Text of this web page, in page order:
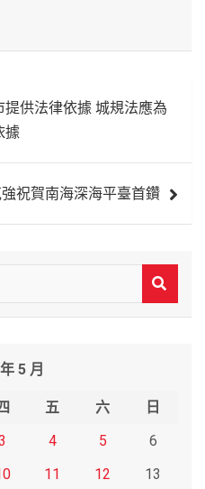
供法律依據 城規法應為
據
祝賀南海深海平臺首鑽
5 月
五 六
日
4 5
6
11 12 13